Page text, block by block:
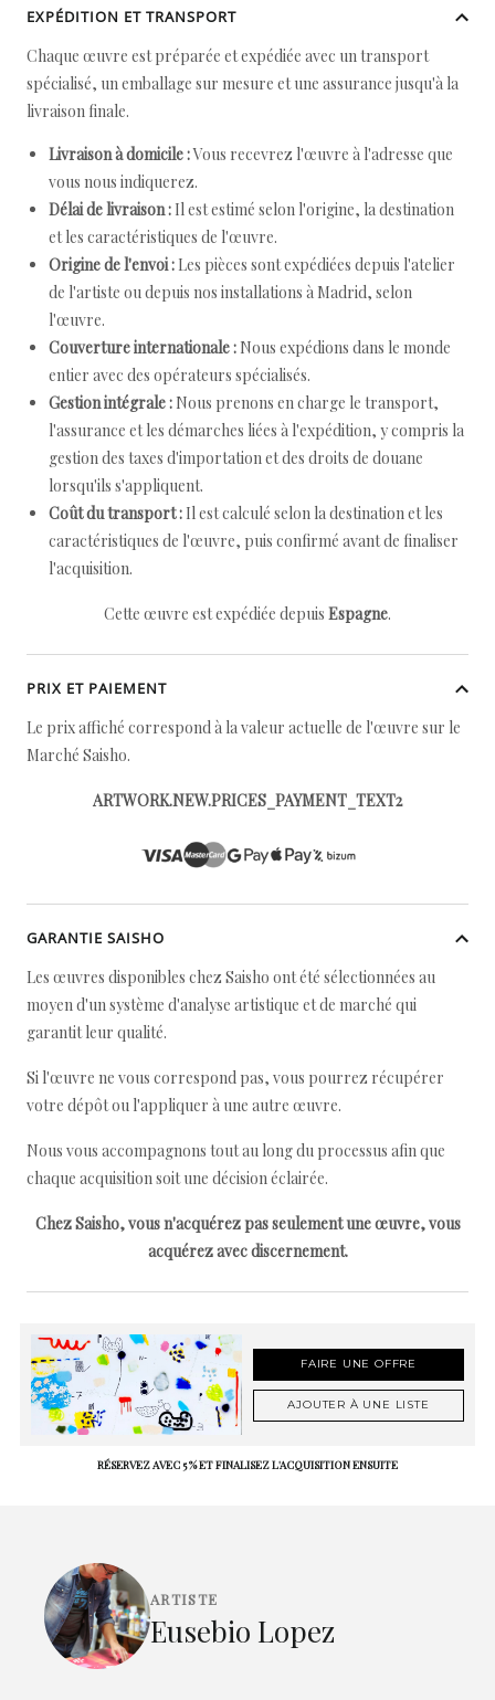
EXPÉDITION ET TRANSPORT
Chaque œuvre est préparée et expédiée avec un transport
spécialisé, un emballage sur mesure et une assurance jusqu'à la
livraison finale.
Livraison à domicile :Vous recevrez l'œuvre à l'adresse que
vous nous indiquerez.
Délai de livraison : Il est estimé selon l'origine, la destination
et les caractéristiques de l'œuvre.
Origine de l'envoi : Les pièces sont expédiées depuis l'atelier
de l'artiste ou depuis nos installations à Madrid, selon
l'œuvre.
Couverture internationale : Nous expédions dans le monde
entier avec des opérateurs spécialisés.
Gestion intégrale : Nous prenons en charge le transport,
l'assurance et les démarches liées à l'expédition, y compris la
gestion des taxes d'importation et des droits de douane
lorsqu'ils s'appliquent.
Coût du transport : Il est calculé selon la destination et les
caractéristiques de l'œuvre, puis confirmé avant de finaliser
l'acquisition.
Cette œuvre est expédiée depuis Espagne.
PRIX ET PAIEMENT
Le prix affiché correspond à la valeur actuelle de l'œuvre sur le
Marché Saisho.
ARTWORK.NEW.PRICES_PAYMENT_TEXT2
GARANTIE SAISHO
Les œuvres disponibles chez Saisho ont été sélectionnées au
moyen d'un système d'analyse artistique et de marché qui
garantit leur qualité.
Si l'œuvre ne vous correspond pas, vous pourrez récupérer
votre dépôt ou l'appliquer à une autre œuvre.
Nous vous accompagnons tout au long du processus afin que
chaque acquisition soit une décision éclairée.
Chez Saisho, vous n'acquérez pas seulement une œuvre, vous
acquérez avec discernement.
FAIRE UNE OFFRE
AJOUTER À UNE LISTE
RÉSERVEZ AVEC 5 % ET FINALISEZ L'ACQUISITION ENSUITE
ARTISTE
Eusebio Lopez